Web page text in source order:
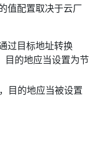
值配置取决于云厂
过目标地址转换
目的地应当设置为节
目的地应当被设置